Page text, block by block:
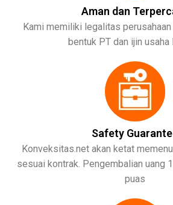
Aman dan
Kami memiliki legalitas
bentuk PT dan ijin usaha
Safety
Konveksitas.net akan ketat
sesuai kontrak. Pengembalian uang
puas